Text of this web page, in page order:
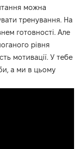
можна
тренування. На
готовності. Але
рівня
мотивації. У тебе
а ми в цьому